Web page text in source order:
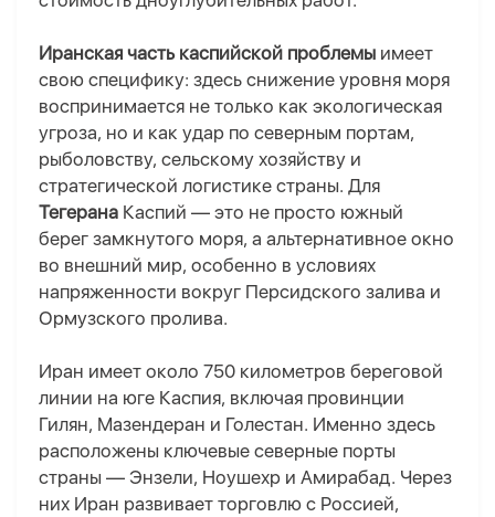
Иранская часть каспийской проблемы имеет
свою специфику: здесь снижение уровня моря
воспринимается не только как экологическая
угроза, но и как удар по северным портам,
рыболовству, сельскому хозяйству и
стратегической логистике страны. Для
Тегерана Каспий — это не просто южный
берег замкнутого моря, а альтернативное окно
во внешний мир, особенно в условиях
напряженности вокруг Персидского залива и
Ормузского пролива.
Иран имеет около 750 километров береговой
линии на юге Каспия, включая провинции
Гилян, Мазендеран и Голестан. Именно здесь
расположены ключевые северные порты
страны — Энзели, Ноушехр и Амирабад. Через
них Иран развивает торговлю с Россией,